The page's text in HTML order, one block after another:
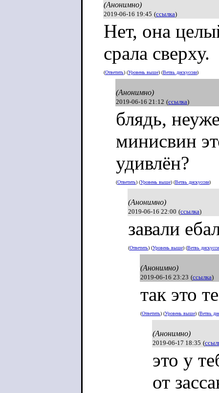
(Анонимно)
2019-06-16 19:45 (ссылка)
Нет, она
срала сверху.
(Ответить) (Уровень выше) (Ветвь дискуссии)
(Анонимно)
2019-06-16 21:12 (ссылка)
блядь,
минисвин
удивлён?
(Ответить) (Уровень выше) (Ветвь дискуссии)
(Анонимно)
2019-06-16 22:00 (ссылка)
завали
(Ответить) (Уровень выше) (Ветвь
(Анонимно)
2019-06-16 23:23 (ссылка)
так это
(Ответить) (Уровень выше) (Ветвь
(Анонимно)
2019-06-17 18:35 (
это у
от